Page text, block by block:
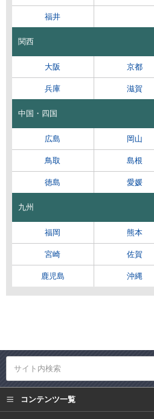
福井
関西
大阪 京都
兵庫 滋賀
中国・四国
広島 岡山
鳥取 島根
徳島 愛媛
九州
福岡 熊本
宮崎 佐賀
鹿児島 沖縄
コンテンツ一覧